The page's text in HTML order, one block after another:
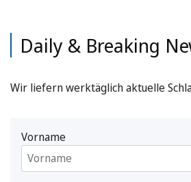
Daily & Breaking
Wir liefern werktäglich aktuelle
Vorname